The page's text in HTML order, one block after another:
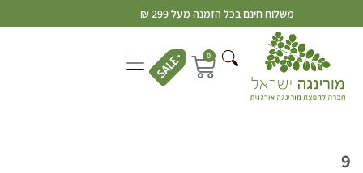
משלוח חינם בכל הזמנה מעל 299 ₪
0
9